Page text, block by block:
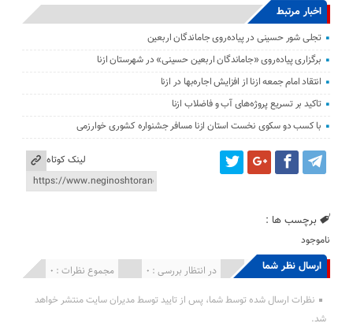
اخبار مرتبط
تجلی شور حسینی در پیاده‌روی جاماندگان اربعین
برگزاری پیاده‌روی «جاماندگان اربعین حسینی» در شهرستان ازنا
انتقاد امام جمعه ازنا از افزایش اجاره‌بها در ازنا
تاکید بر تسریع پروژه‌های آب و فاضلاب ازنا
با کسب دو سکوی نخست استان ازنا مسافر جشنواره کشوری خوارزمی
لینک کوتاه
برچسب ها :
ناموجود
ارسال نظر شما مجموع نظرات : 0 در انتظار بررسی : 0 انتشار یافته : 0
نظرات ارسال شده توسط شما، پس از تایید توسط مدیران سایت منتشر خواهد
شد.